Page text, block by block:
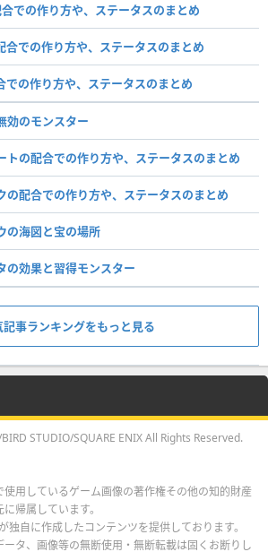
での作り方や、ステータスのまとめ
合での作り方や、ステータスのまとめ
での作り方や、ステータスのまとめ
効のモンスター
トの配合での作り方や、ステータスのまとめ
の配合での作り方や、ステータスのまとめ
の海図と宝の場所
の効果と習得モンスター
記事ランキングをもっと見る
STUDIO/SQUARE ENIX All Rights Reserved.
用しているゲーム画像の著作権その他の知的財産
帰属しています。
独自に作成したコンテンツを提供しております。
タ、画像等の無断使用・無断転載は固くお断りし